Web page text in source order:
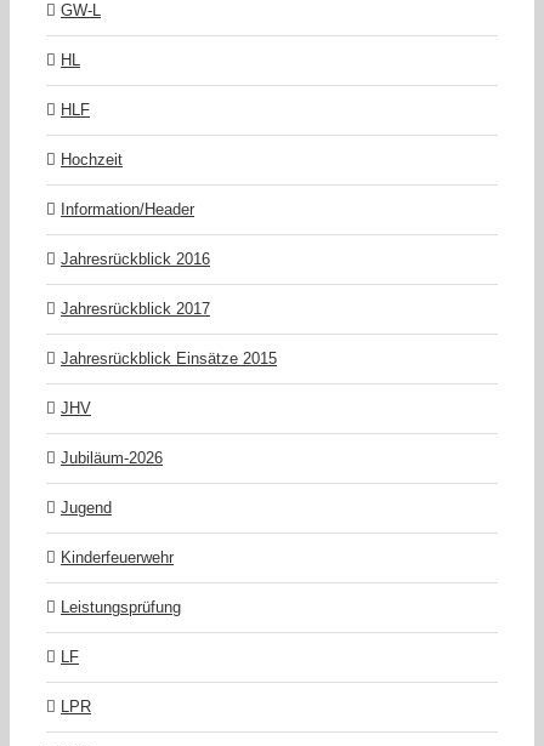
GW-L
HL
HLF
Hochzeit
Information/Header
Jahresrückblick 2016
Jahresrückblick 2017
Jahresrückblick Einsätze 2015
JHV
Jubiläum-2026
Jugend
Kinderfeuerwehr
Leistungsprüfung
LF
LPR